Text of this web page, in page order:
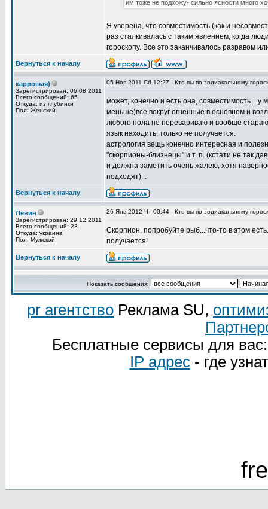
им тоже не подхожу- сильно ясности много
Я уверена, что совместимость (как и
раз сталкивалась с таким явлением, когда
гороскопу. Все это заканчивалось разравом
Вернуться к началу
каррошая)
Зарегистрирован: 06.08.2011
Всего сообщений: 65
Откуда: из глубинки
Пол: Женский
05 Ноя 2011 Сб 12:27 Кто вы по зодиакальному
может, конечно и есть она, совместимость...
меньше)все вокруг огненные в основном и
любого пола не перевариваю и вообще
язык находить, только не получается.
астрология вещь конечно интересная и
"скорпионы-близнецы" и т. п. (кстати не так
и должна заметить очень жалею, хотя
подходят)...
Вернуться к началу
Левин
Зарегистрирован: 29.12.2011
Всего сообщений: 23
Откуда: украина
Пол: Мужской
26 Янв 2012 Чт 00:44 Кто вы по зодиакальному
Скорпион, попробуйте рыб...что-то в этом
получается!
Вернуться к началу
Показать сообщения:
pr агентство Реклама SU,
Бесплатные сервисы для
IP адрес- где